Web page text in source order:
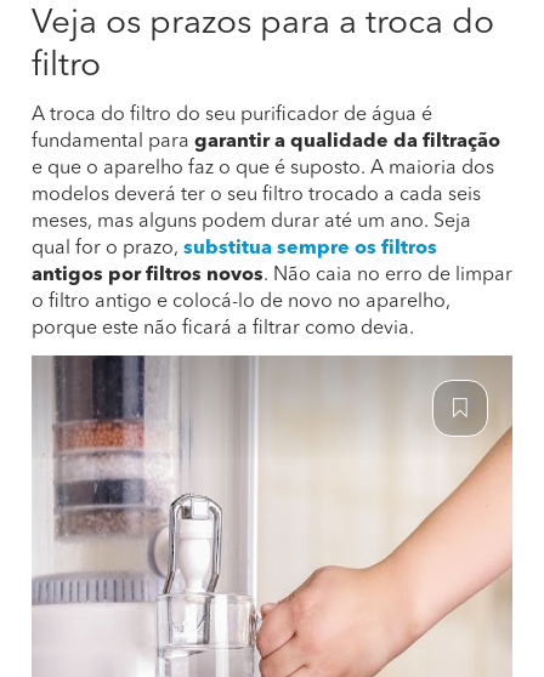
Veja os prazos para a troca do
filtro
A troca do filtro do seu purificador de água é
fundamental para garantir a qualidade da filtração
e que o aparelho faz o que é suposto. A maioria dos
modelos deverá ter o seu filtro trocado a cada seis
meses, mas alguns podem durar até um ano. Seja
qual for o prazo, substitua sempre os filtros
antigos por filtros novos. Não caia no erro de limpar
o filtro antigo e colocá-lo de novo no aparelho,
porque este não ficará a filtrar como devia.